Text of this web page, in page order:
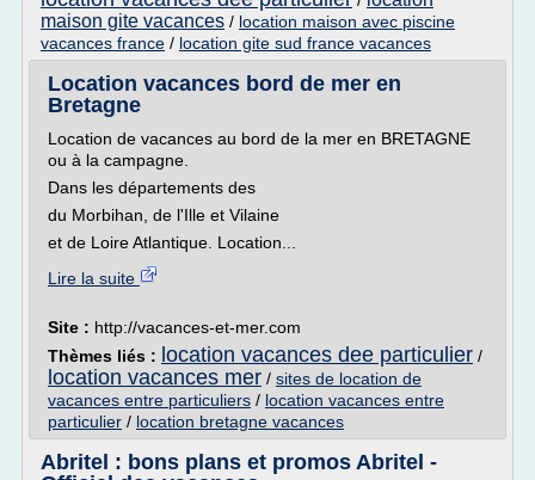
maison gite vacances / location maison avec piscine
vacances france / location gite sud france vacances
Location vacances bord de mer en
Bretagne
Location de vacances au bord de la mer en BRETAGNE
ou à la campagne.
Dans les départements des
du Morbihan, de l'Ille et Vilaine
et de Loire Atlantique. Location...
Lire la suite
Site : http://vacances-et-mer.com
Thèmes liés : location vacances dee particulier /
location vacances mer / sites de location de
vacances entre particuliers / location vacances entre
particulier / location bretagne vacances
Abritel : bons plans et promos Abritel -